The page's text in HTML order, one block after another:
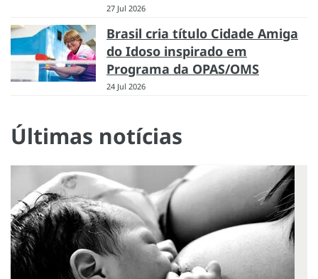
27 Jul 2026
Brasil cria título Cidade Amiga
do Idoso inspirado em
Programa da OPAS/OMS
24 Jul 2026
Últimas notícias